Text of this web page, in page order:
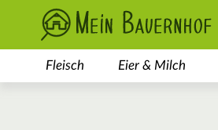
Fleisch Eier & Milch